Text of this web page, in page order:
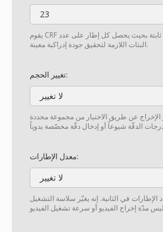
23
يقوم CRF بإعداد نسبة انضغاط ثابتة بحيث يحصل كل إطار على عدد
البتات اللازمة لتحقيق جودة إدراكية معينة.
تغيير الحجم:
لا تغيير
الإخراج عن طريق الاختيار من مجموعة محددة
معدل الإطارات:
لا تغيير
في الثانية. إنه يغيّر سلاسة التشغيل